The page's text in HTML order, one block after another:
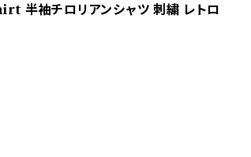
半袖チロリアンシャツ 刺繍 レトロ